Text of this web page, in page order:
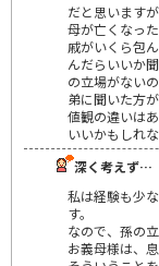
だと思います
母が亡くなっ
戚がいくら包
んだらいいか
の立場がない
弟に聞いた方
値観の違いは
いいかもしれな
深く考えず…
私は経験も少
す。
なので、孫の
お義母様は、